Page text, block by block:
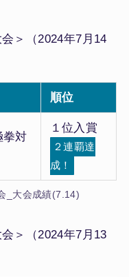
＞（2024年7月14
順位
拳対
１位入賞
２連覇達
成！
_大会成績(7.14)
＞（2024年7月13